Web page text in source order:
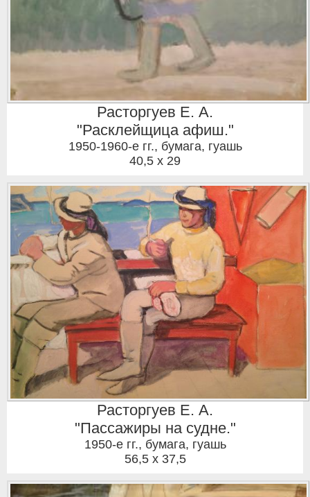
Расторгуев Е. А.
"Расклейщица афиш."
1950-1960-е гг., бумага, гуашь
40,5 x 29
Расторгуев Е. А.
"Пассажиры на судне."
1950-е гг., бумага, гуашь
56,5 x 37,5